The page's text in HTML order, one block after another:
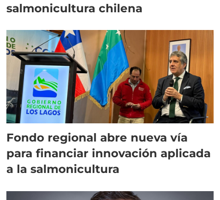
salmonicultura chilena
Fondo regional abre nueva vía
para financiar innovación aplicada
a la salmonicultura